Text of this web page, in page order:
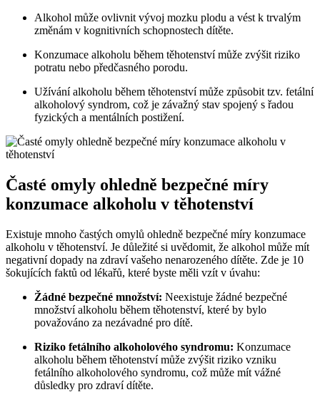
Alkohol může ovlivnit vývoj mozku plodu a vést k trvalým
změnám v kognitivních schopnostech dítěte.
Konzumace alkoholu během těhotenství může zvýšit riziko
potratu nebo předčasného porodu.
Užívání alkoholu během těhotenství může způsobit tzv. fetální
alkoholový syndrom, což je závažný stav spojený s řadou
fyzických a mentálních postižení.
Časté omyly ohledně bezpečné míry
konzumace alkoholu v těhotenství
Existuje mnoho častých omylů ohledně bezpečné míry konzumace
alkoholu v těhotenství. Je důležité si uvědomit, že alkohol může mít
negativní dopady na zdraví vašeho nenarozeného dítěte. Zde je 10
šokujících faktů od lékařů, které byste měli vzít v úvahu:
Žádné bezpečné množství: Neexistuje žádné bezpečné
množství alkoholu během těhotenství, které by bylo
považováno za nezávadné pro dítě.
Riziko fetálního alkoholového syndromu: Konzumace
alkoholu během těhotenství může zvýšit riziko vzniku
fetálního alkoholového syndromu, což může mít vážné
důsledky pro zdraví dítěte.